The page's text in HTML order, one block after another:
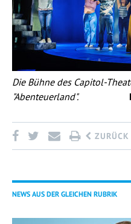
Die Bühne des Capitol-
"Abenteuerland".
ZURÜCK
NEWS AUS DER GLEICHEN RUBRIK